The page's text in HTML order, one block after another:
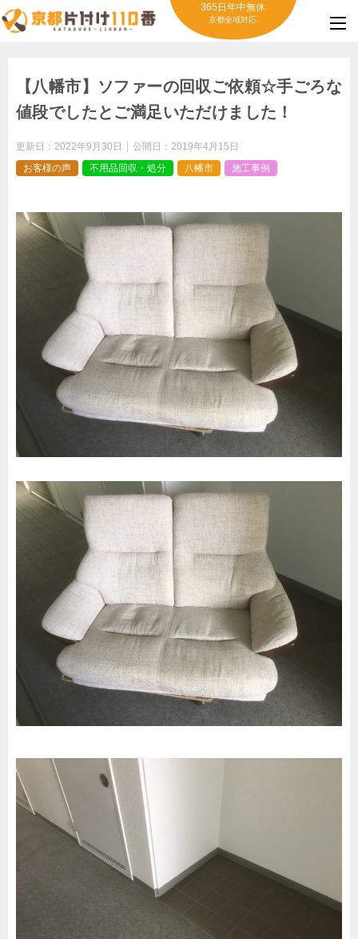
365日年中無休
京都全域対応
【八幡市】ソファーの回収ご依頼☆手ごろな
値段でしたとご満足いただけました！
更新日： 2022年9月30日 公開日： 2019年4月15日
お客様の声
不用品回収・処分 八幡市 施工事例